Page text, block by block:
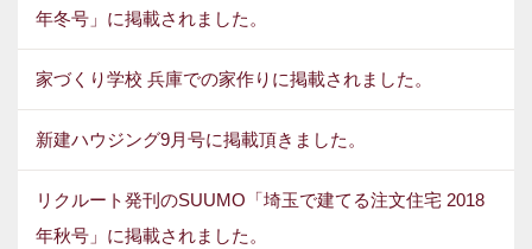
年冬号」に掲載されました。
家づくり学校 兵庫での家作りに掲載されました。
新建ハウジング9月号に掲載頂きました。
リクルート発刊のSUUMO「埼玉で建てる注文住宅 2018
年秋号」に掲載されました。